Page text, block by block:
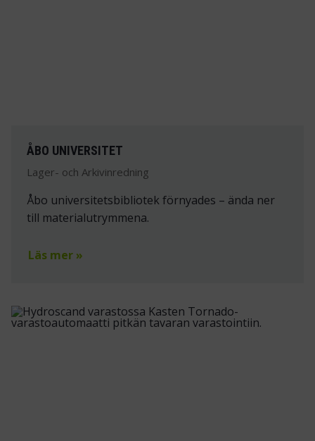
ÅBO UNIVERSITET
Lager- och Arkivinredning
Åbo universitetsbibliotek förnyades – ända ner
till materialutrymmena.
Läs mer »